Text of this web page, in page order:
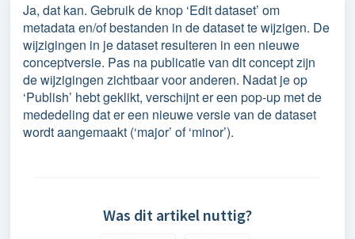
Ja, dat kan. Gebruik de knop ‘Edit dataset’ om
metadata en/of bestanden in de dataset te wijzigen. De
wijzigingen in je dataset resulteren in een nieuwe
conceptversie. Pas na publicatie van dit concept zijn
de wijzigingen zichtbaar voor anderen. Nadat je op
‘Publish’ hebt geklikt, verschijnt er een pop-up met de
mededeling dat er een nieuwe versie van de dataset
wordt aangemaakt (‘major’ of ‘minor’).
Was dit artikel nuttig?